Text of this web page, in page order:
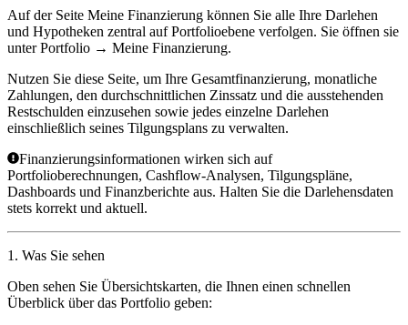
Auf der Seite Meine Finanzierung können Sie alle Ihre Darlehen
und Hypotheken zentral auf Portfolioebene verfolgen. Sie öffnen sie
unterPortfolio → Meine Finanzierung.
Nutzen Sie diese Seite, um Ihre Gesamtfinanzierung, monatliche
Zahlungen, den durchschnittlichen Zinssatz und die ausstehenden
Restschulden einzusehen sowie jedes einzelne Darlehen
einschließlich seines Tilgungsplans zu verwalten.
Finanzierungsinformationen wirken sich auf
Portfolioberechnungen, Cashflow-Analysen, Tilgungspläne,
Dashboards und Finanzberichte aus. Halten Sie die Darlehensdaten
stets korrekt und aktuell.
1. Was Sie sehen
Oben sehen Sie Übersichtskarten, die Ihnen einen schnellen
Überblick über das Portfolio geben: